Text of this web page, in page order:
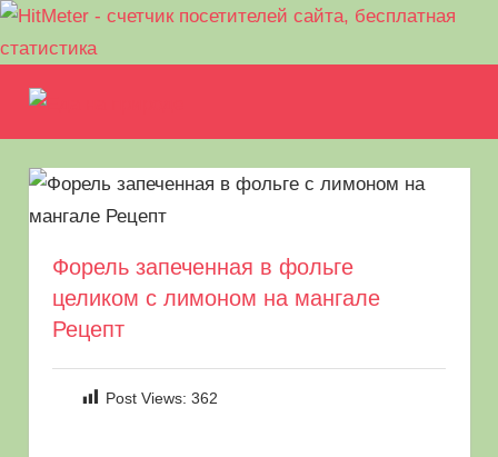
содержимому
природе
пикника.
приготовить
природе
кроме
шашлыка
Форель запеченная в фольге
целиком с лимоном на мангале
Рецепт
Post Views: 362